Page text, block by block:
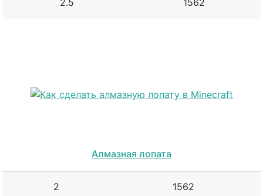
Алмазная лопата
2 1562